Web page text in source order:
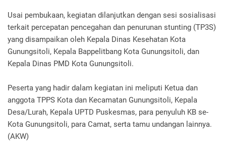
Usai pembukaan, kegiatan dilanjutkan dengan sesi sosialisasi
terkait percepatan pencegahan dan penurunan stunting (TP3S)
yang disampaikan oleh Kepala Dinas Kesehatan Kota
Gunungsitoli, Kepala Bappelitbang Kota Gunungsitoli, dan
Kepala Dinas PMD Kota Gunungsitoli.
Peserta yang hadir dalam kegiatan ini meliputi Ketua dan
anggota TPPS Kota dan Kecamatan Gunungsitoli, Kepala
Desa/Lurah, Kepala UPTD Puskesmas, para penyuluh KB se-
Kota Gunungsitoli, para Camat, serta tamu undangan lainnya.
(AKW)